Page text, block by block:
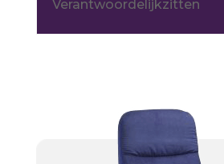
Verantwoordelijkzitten